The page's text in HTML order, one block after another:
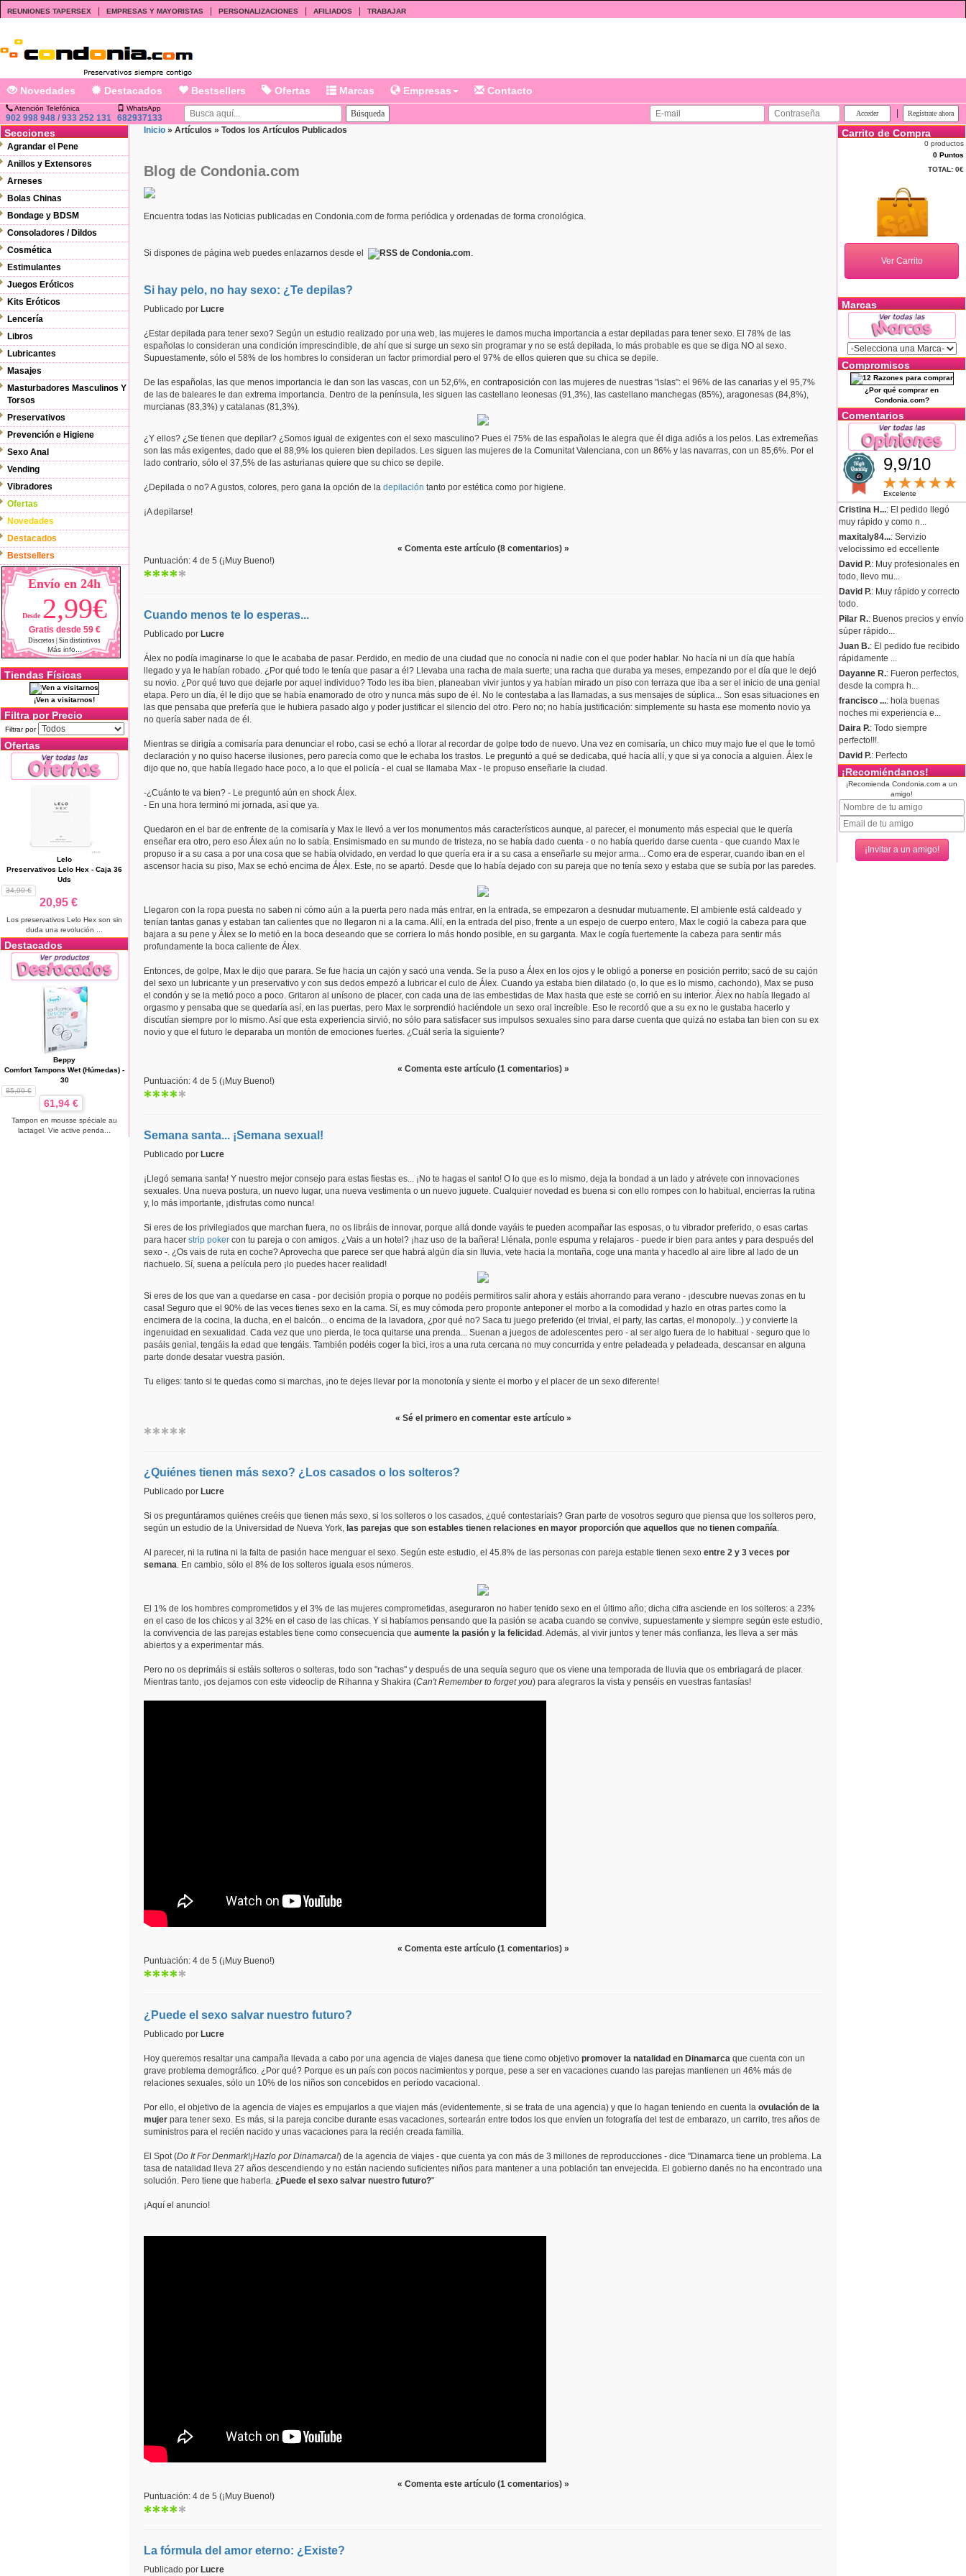
REUNIONES TAPERSEX EMPRESAS Y MAYORISTAS PERSONALIZACIONES AFILIADOS TRABAJAR
Novedades Destacados Bestsellers Ofertas Marcas Empresas Contacto
Atención Telefónica
902 998 948 / 933 252 131
WhatsApp
682937133
Secciones
Agrandar el Pene
Anillos y Extensores
Arneses
Bolas Chinas
Bondage y BDSM
Consoladores / Dildos
Cosmética
Estimulantes
Juegos Eróticos
Kits Eróticos
Lencería
Libros
Lubricantes
Masajes
Masturbadores Masculinos Y
Torsos
Preservativos
Prevención e Higiene
Sexo Anal
Vending
Vibradores
Ofertas
Novedades
Destacados
Bestsellers
Envío en 24h
Desde 2,99€
Gratis desde 59 €
Discretos | Sin distintivos
Más info...
Tiendas Físicas
¡Ven a visitarnos!
Filtra por Precio
Filtrar por
Ofertas
Lelo
Preservativos Lelo Hex - Caja 36
Uds
34,90 €
20,95 €
Los preservativos Lelo Hex son sin
duda una revolución ...
Destacados
Beppy
Comfort Tampons Wet (Húmedas) -
30
85,99 €
61,94 €
Tampon en mousse spéciale au
lactagel. Vie active penda...
Inicio » Artículos » Todos los Artículos Publicados
Blog de Condonia.com
Encuentra todas las Noticias publicadas en Condonia.com de forma periódica y ordenadas de forma cronológica.
Si dispones de página web puedes enlazarnos desde el RSS de Condonia.com.
Si hay pelo, no hay sexo: ¿Te depilas?
Publicado por Lucre
¿Estar depilada para tener sexo? Según un estudio realizado por una web, las mujeres le damos mucha importancia a estar depiladas para tener sexo. El 78% de las
españolas lo consideran una condición imprescindible, de ahí que si surge un sexo sin programar y no se está depilada, lo más probable es que se diga NO al sexo.
Supuestamente, sólo el 58% de los hombres lo consideran un factor primordial pero el 97% de ellos quieren que su chica se depile.
De las españolas, las que menos importancia le dan son las vascas, con un 52,6%, en contraposición con las mujeres de nuestras "islas": el 96% de las canarias y el 95,7%
de las de baleares le dan extrema importancia. Dentro de la península, les siguen las castellano leonesas (91,3%), las castellano manchegas (85%), aragonesas (84,8%),
murcianas (83,3%) y catalanas (81,3%).
¿Y ellos? ¿Se tienen que depilar? ¿Somos igual de exigentes con el sexo masculino? Pues el 75% de las españolas le alegra que él diga adiós a los pelos. Las extremeñas
son las más exigentes, dado que el 88,9% los quieren bien depilados. Les siguen las mujeres de la Comunitat Valenciana, con un 86% y las navarras, con un 85,6%. Por el
lado contrario, sólo el 37,5% de las asturianas quiere que su chico se depile.
¿Depilada o no? A gustos, colores, pero gana la opción de la depilación tanto por estética como por higiene.
¡A depilarse!
« Comenta este artículo (8 comentarios) »
Puntuación: 4 de 5 (¡Muy Bueno!)
Cuando menos te lo esperas...
Publicado por Lucre
Álex no podía imaginarse lo que le acababa de pasar. Perdido, en medio de una ciudad que no conocía ni nadie con el que poder hablar. No hacía ni un día que había
llegado y ya le habían robado. ¿Por qué todo le tenía que pasar a él? Llevaba una racha de mala suerte; una racha que duraba ya meses, empezando por el día que le dejó
su novio. ¿Por qué tuvo que dejarle por aquel individuo? Todo les iba bien, planeaban vivir juntos y ya habían mirado un piso con terraza que iba a ser el inicio de una genial
etapa. Pero un día, él le dijo que se había enamorado de otro y nunca más supo de él. No le contestaba a las llamadas, a sus mensajes de súplica... Son esas situaciones en
las que pensaba que prefería que le hubiera pasado algo y poder justificar el silencio del otro. Pero no; no había justificación: simplemente su hasta ese momento novio ya
no quería saber nada de él.
Mientras se dirigía a comisaría para denunciar el robo, casi se echó a llorar al recordar de golpe todo de nuevo. Una vez en comisaría, un chico muy majo fue el que le tomó
declaración y no quiso hacerse ilusiones, pero parecía como que le echaba los trastos. Le preguntó a qué se dedicaba, qué hacía allí, y que si ya conocía a alguien. Álex le
dijo que no, que había llegado hace poco, a lo que el policía - el cual se llamaba Max - le propuso enseñarle la ciudad.
-¿Cuánto te va bien? - Le preguntó aún en shock Álex.
- En una hora terminó mi jornada, así que ya.
Quedaron en el bar de enfrente de la comisaría y Max le llevó a ver los monumentos más característicos aunque, al parecer, el monumento más especial que le quería
enseñar era otro, pero eso Álex aún no lo sabía. Ensimismado en su mundo de tristeza, no se había dado cuenta - o no había querido darse cuenta - que cuando Max le
propuso ir a su casa a por una cosa que se había olvidado, en verdad lo que quería era ir a su casa a enseñarle su mejor arma... Como era de esperar, cuando iban en el
ascensor hacia su piso, Max se echó encima de Álex. Este, no se apartó. Desde que lo había dejado con su pareja que no tenía sexo y estaba que se subía por las paredes.
Llegaron con la ropa puesta no saben ni cómo aún a la puerta pero nada más entrar, en la entrada, se empezaron a desnudar mutuamente. El ambiente está caldeado y
tenían tantas ganas y estaban tan calientes que no llegaron ni a la cama. Allí, en la entrada del piso, frente a un espejo de cuerpo entero, Max le cogió la cabeza para que
bajara a su pene y Álex se lo metió en la boca deseando que se corriera lo más hondo posible, en su garganta. Max le cogía fuertemente la cabeza para sentir más
profundamente la boca caliente de Álex.
Entonces, de golpe, Max le dijo que parara. Se fue hacia un cajón y sacó una venda. Se la puso a Álex en los ojos y le obligó a ponerse en posición perrito; sacó de su cajón
del sexo un lubricante y un preservativo y con sus dedos empezó a lubricar el culo de Álex. Cuando ya estaba bien dilatado (o, lo que es lo mismo, cachondo), Max se puso
el condón y se la metió poco a poco. Gritaron al unísono de placer, con cada una de las embestidas de Max hasta que este se corrió en su interior. Álex no había llegado al
orgasmo y pensaba que se quedaría así, en las puertas, pero Max le sorprendió haciéndole un sexo oral increíble. Eso le recordó que a su ex no le gustaba hacerlo y
discutían siempre por lo mismo. Así que esta experiencia sirvió, no sólo para satisfacer sus impulsos sexuales sino para darse cuenta que quizá no estaba tan bien con su ex
novio y que el futuro le deparaba un montón de emociones fuertes. ¿Cuál sería la siguiente?
« Comenta este artículo (1 comentarios) »
Puntuación: 4 de 5 (¡Muy Bueno!)
Semana santa... ¡Semana sexual!
Publicado por Lucre
¡Llegó semana santa! Y nuestro mejor consejo para estas fiestas es... ¡No te hagas el santo! O lo que es lo mismo, deja la bondad a un lado y atrévete con innovaciones
sexuales. Una nueva postura, un nuevo lugar, una nueva vestimenta o un nuevo juguete. Cualquier novedad es buena si con ello rompes con lo habitual, encierras la rutina
y, lo más importante, ¡disfrutas como nunca!
Si eres de los privilegiados que marchan fuera, no os libráis de innovar, porque allá donde vayáis te pueden acompañar las esposas, o tu vibrador preferido, o esas cartas
para hacer strip poker con tu pareja o con amigos. ¿Vais a un hotel? ¡haz uso de la bañera! Llénala, ponle espuma y relajaros - puede ir bien para antes y para después del
sexo -. ¿Os vais de ruta en coche? Aprovecha que parece ser que habrá algún día sin lluvia, vete hacia la montaña, coge una manta y hacedlo al aire libre al lado de un
riachuelo. Sí, suena a película pero ¡lo puedes hacer realidad!
Si eres de los que van a quedarse en casa - por decisión propia o porque no podéis permitiros salir ahora y estáis ahorrando para verano - ¡descubre nuevas zonas en tu
casa! Seguro que el 90% de las veces tienes sexo en la cama. Sí, es muy cómoda pero proponte anteponer el morbo a la comodidad y hazlo en otras partes como la
encimera de la cocina, la ducha, en el balcón... o encima de la lavadora, ¿por qué no? Saca tu juego preferido (el trivial, el party, las cartas, el monopoly...) y convierte la
ingenuidad en sexualidad. Cada vez que uno pierda, le toca quitarse una prenda... Suenan a juegos de adolescentes pero - al ser algo fuera de lo habitual - seguro que lo
pasáis genial, tengáis la edad que tengáis. También podéis coger la bici, iros a una ruta cercana no muy concurrida y entre peladeada y peladeada, descansar en alguna
parte donde desatar vuestra pasión.
Tu eliges: tanto si te quedas como si marchas, ¡no te dejes llevar por la monotonía y siente el morbo y el placer de un sexo diferente!
« Sé el primero en comentar este artículo »
¿Quiénes tienen más sexo? ¿Los casados o los solteros?
Publicado por Lucre
Si os preguntáramos quiénes creéis que tienen más sexo, si los solteros o los casados, ¿qué contestaríais? Gran parte de vosotros seguro que piensa que los solteros pero,
según un estudio de la Universidad de Nueva York, las parejas que son estables tienen relaciones en mayor proporción que aquellos que no tienen compañía.
Al parecer, ni la rutina ni la falta de pasión hace menguar el sexo. Según este estudio, el 45.8% de las personas con pareja estable tienen sexo entre 2 y 3 veces por
semana. En cambio, sólo el 8% de los solteros iguala esos números.
El 1% de los hombres comprometidos y el 3% de las mujeres comprometidas, aseguraron no haber tenido sexo en el último año; dicha cifra asciende en los solteros: a 23%
en el caso de los chicos y al 32% en el caso de las chicas. Y si habíamos pensando que la pasión se acaba cuando se convive, supuestamente y siempre según este estudio,
la convivencia de las parejas estables tiene como consecuencia que aumente la pasión y la felicidad . Además, al vivir juntos y tener más confianza, les lleva a ser más
abiertos y a experimentar más.
Pero no os deprimáis si estáis solteros o solteras, todo son "rachas" y después de una sequía seguro que os viene una temporada de lluvia que os embriagará de placer.
Mientras tanto, ¡os dejamos con este videoclip de Rihanna y Shakira (Can't Remember to forget you) para alegraros la vista y penséis en vuestras fantasías!
« Comenta este artículo (1 comentarios) »
Puntuación: 4 de 5 (¡Muy Bueno!)
¿Puede el sexo salvar nuestro futuro?
Publicado por Lucre
Hoy queremos resaltar una campaña llevada a cabo por una agencia de viajes danesa que tiene como objetivo promover la natalidad en Dinamarca que cuenta con un
grave problema demográfico. ¿Por qué? Porque es un país con pocos nacimientos y porque, pese a ser en vacaciones cuando las parejas mantienen un 46% más de
relaciones sexuales, sólo un 10% de los niños son concebidos en período vacacional.
Por ello, el objetivo de la agencia de viajes es empujarlos a que viajen más (evidentemente, si se trata de una agencia) y que lo hagan teniendo en cuenta la ovulación de la
mujer para tener sexo. Es más, si la pareja concibe durante esas vacaciones, sortearán entre todos los que envíen un fotografía del test de embarazo, un carrito, tres años de
suministros para el recién nacido y unas vacaciones para la recién creada familia.
El Spot (Do It For Denmark!¡Hazlo por Dinamarca!) de la agencia de viajes - que cuenta ya con más de 3 millones de reproducciones - dice "Dinamarca tiene un problema. La
tasa de natalidad lleva 27 años descendiendo y no están naciendo suficientes niños para mantener a una población tan envejecida. El gobierno danés no ha encontrado una
solución. Pero tiene que haberla. ¿Puede el sexo salvar nuestro futuro?"
¡Aquí el anuncio!
« Comenta este artículo (1 comentarios) »
Puntuación: 4 de 5 (¡Muy Bueno!)
La fórmula del amor eterno: ¿Existe?
Publicado por Lucre
Carrito de Compra
0 productos
0 Puntos
TOTAL: 0€
Marcas
Compromisos
¿Por qué comprar en
Condonia.com?
Comentarios
9,9/10
Excelente
Cristina H...: El pedido llegó
muy rápido y como n...
maxitaly84...: Servizio
velocissimo ed eccellente
David P.: Muy profesionales en
todo, llevo mu...
David P.: Muy rápido y correcto
todo.
Pilar R.: Buenos precios y envío
súper rápido...
Juan B.: El pedido fue recibido
rápidamente ...
Dayanne R.: Fueron perfectos,
desde la compra h...
francisco ...: hola buenas
noches mi experiencia e...
Daira P.: Todo siempre
perfecto!!!.
David P.: Perfecto
¡Recomiéndanos!
¡Recomienda Condonia.com a un
amigo!